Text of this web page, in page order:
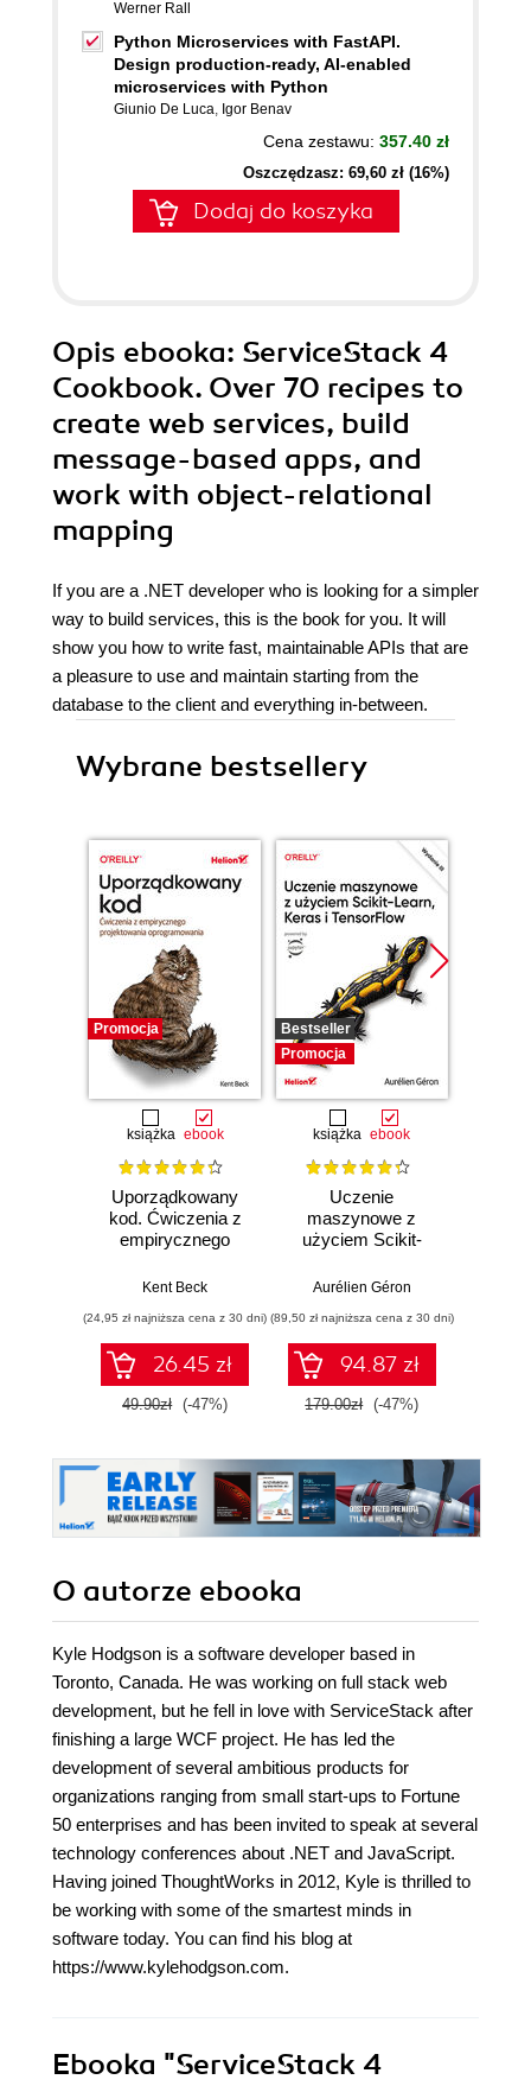
Werner Rall
Python Microservices with FastAPI.
Design production-ready, AI-enabled
microservices with Python
Giunio De Luca, Igor Benav
Cena zestawu: 357.40 zł
Oszczędzasz: 69,60 zł (16%)
Dodaj do koszyka
Opis ebooka: ServiceStack 4
Cookbook. Over 70 recipes to
create web services, build
message-based apps, and
work with object-relational
mapping
If you are a .NET developer who is looking for a simpler
way to build services, this is the book for you. It will
show you how to write fast, maintainable APIs that are
a pleasure to use and maintain starting from the
database to the client and everything in-between.
Wybrane bestsellery
Promocja
książka ebook
Uporządkowany
kod. Ćwiczenia z
empirycznego
oprogramowania
Kent Beck
(24,95 zł najniższa cena z 30 dni)
26.45 zł
49.90zł (-47%)
Bestseller
Promocja
książka ebook
Uczenie
maszynowe z
użyciem Scikit-
TensorFlow.
Aurélien Géron
(89,50 zł najniższa cena z 30 dni)
94.87 zł
179.00zł (-47%)
O autorze ebooka
Kyle Hodgson is a software developer based in
Toronto, Canada. He was working on full stack web
development, but he fell in love with ServiceStack after
finishing a large WCF project. He has led the
development of several ambitious products for
organizations ranging from small start-ups to Fortune
50 enterprises and has been invited to speak at several
technology conferences about .NET and JavaScript.
Having joined ThoughtWorks in 2012, Kyle is thrilled to
be working with some of the smartest minds in
software today. You can find his blog at
https://www.kylehodgson.com.
Ebooka "ServiceStack 4